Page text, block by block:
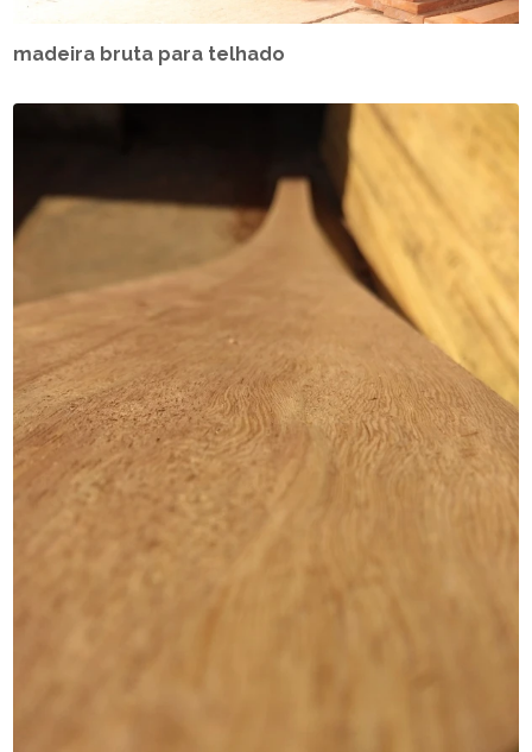
madeira bruta para telhado